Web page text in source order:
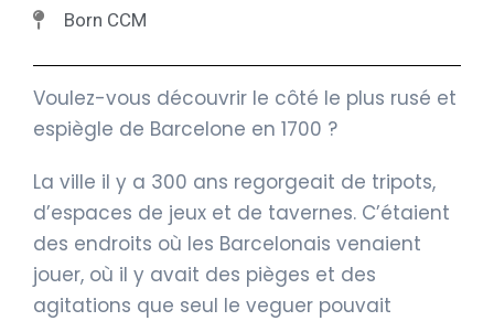
Born CCM
Voulez-vous découvrir le côté le plus rusé et
espiègle de Barcelone en 1700 ?
La ville il y a 300 ans regorgeait de tripots,
d’espaces de jeux et de tavernes. C’étaient
des endroits où les Barcelonais venaient
jouer, où il y avait des pièges et des
agitations que seul le veguer pouvait